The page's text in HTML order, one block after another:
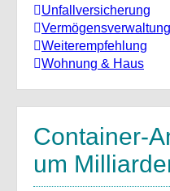
Unfallversicherung
Vermögensverwaltung
Weiterempfehlung
Wohnung & Haus
Container-
um